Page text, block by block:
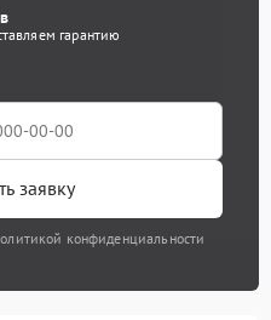
гарантию
заявку
конфиденциальности